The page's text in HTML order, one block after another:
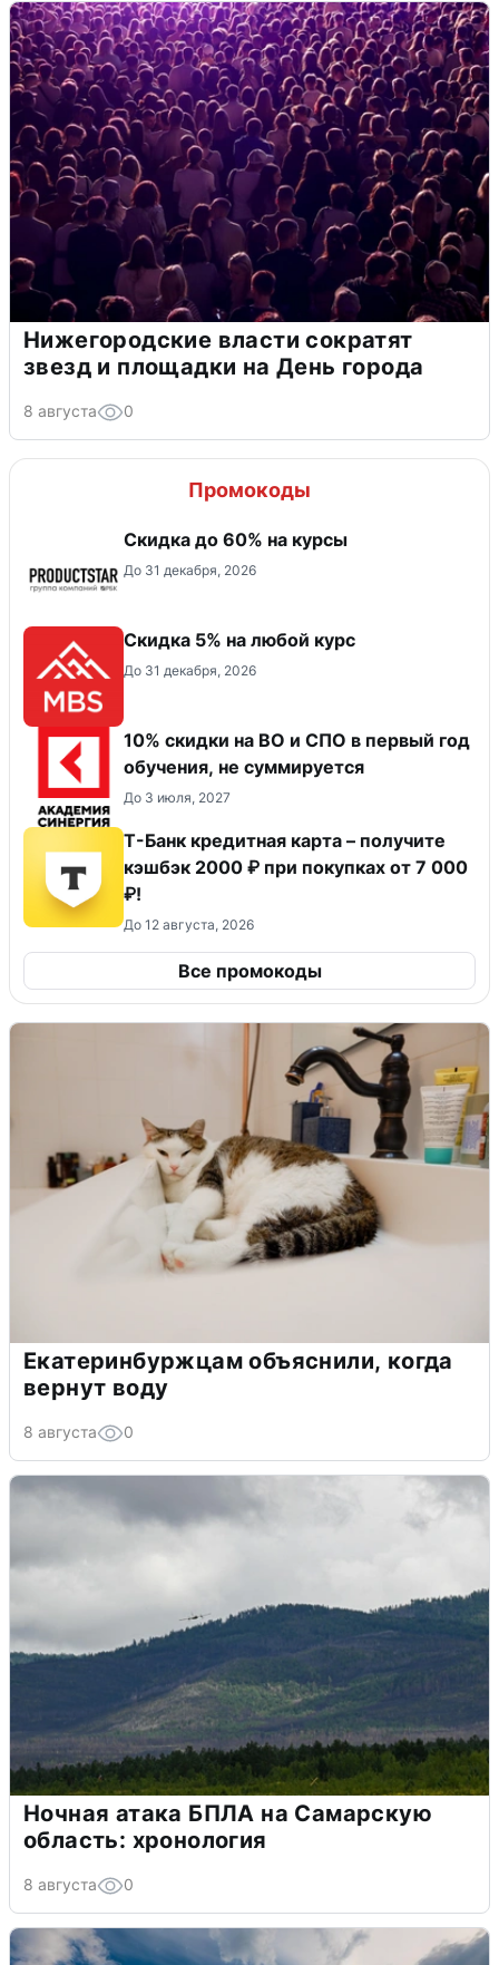
Нижегородские власти сократят
звезд и площадки на День города
8 августа 0
Промокоды
Скидка до 60% на курсы
До 31 декабря, 2026
Скидка 5% на любой курс
До 31 декабря, 2026
10% скидки на ВО и СПО в первый год
обучения, не суммируется
До 3 июля, 2027
Т-Банк кредитная карта – получите
кэшбэк 2000 ₽ при покупках от 7 000
₽!
До 12 августа, 2026
Все промокоды
Екатеринбуржцам объяснили, когда
вернут воду
8 августа 0
Ночная атака БПЛА на Самарскую
область: хронология
8 августа 0